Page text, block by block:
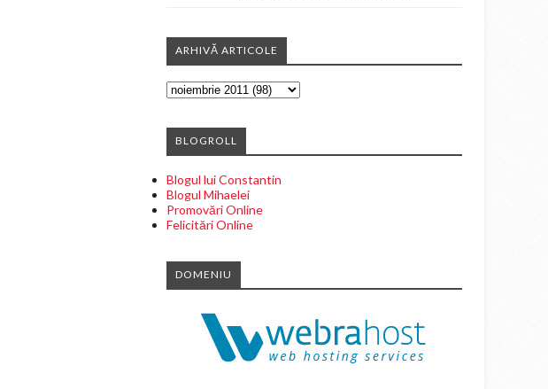
ARHIVĂ ARTICOLE
BLOGROLL
Blogul lui Constantin
Blogul Mihaelei
Promovări Online
Felicitări Online
DOMENIU